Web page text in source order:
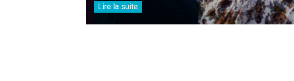
Lire la suite